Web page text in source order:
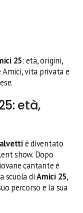
25: età, origini,
Amici, vita privata e
età,
è diventato
show. Dopo
cantante è
scuola diAmici 25,
percorso e la sua